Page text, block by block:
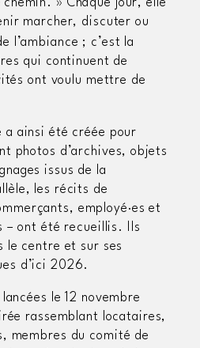
» Chaque jour, elle
marcher, discuter ou
l’ambiance ; c’est la
qui continuent de
ont voulu mettre de
a ainsi été créée pour
photos d’archives, objets
issus de la
les récits de
employé·es et
– ont été recueillis. Ils
le centre et sur ses
d’ici 2026.
le 12 novembre
rassemblant locataires,
membres du comité de